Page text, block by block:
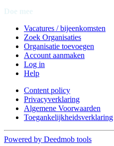
Vacatures / bijeenkomsten
Zoek Organisaties
Organisatie toevoegen
Account aanmaken
Log in
Help
Content policy
Privacyverklaring
Algemene Voorwaarden
Toegankelijkheidsverklaring
Powered by Deedmob tools